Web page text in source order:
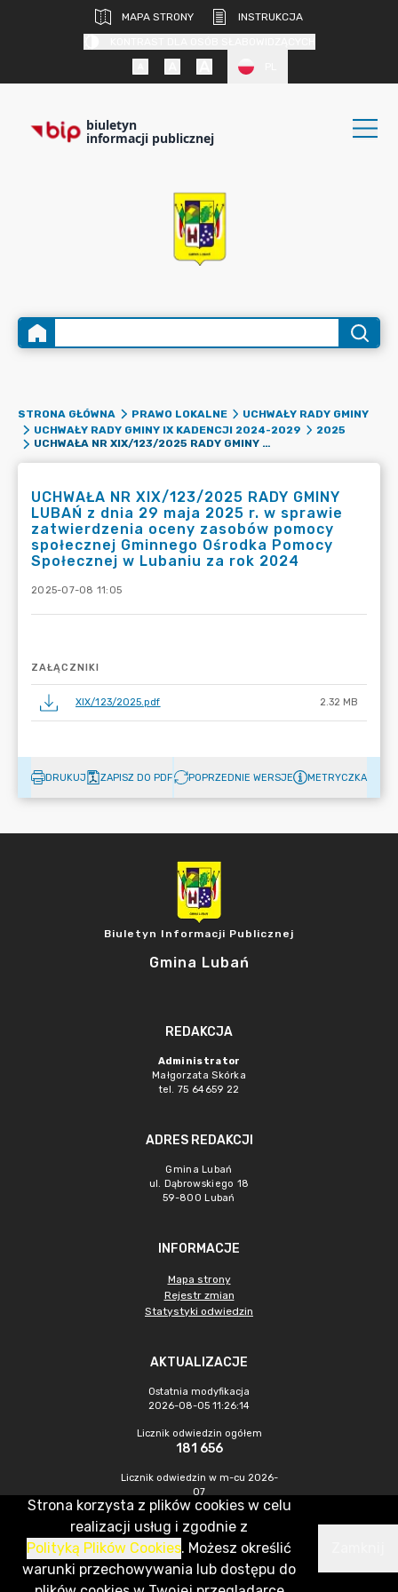
MAPA STRONY
INSTRUKCJA
biuletyn
informacji publicznej
STRONA GŁÓWNA PRAWO LOKALNE
UCHWAŁY RADY GMINY
UCHWAŁY RADY GMINY IX KADENCJI 2024-2029
2025
UCHWAŁA NR XIX/123/2025 RADY GMINY LUBAŃ Z DNIA 29 MAJA 2025 R. W SPRAWIE ZATWIERDZENIA OCENY ZASOBÓW POMOCY SPOŁECZNEJ GMINNEGO OŚRODKA POMOCY SPOŁECZNEJ W LUBANIU ZA ROK 2024
UCHWAŁA NR XIX/123/2025 RADY GMINY
LUBAŃ z dnia 29 maja 2025 r. w sprawie
zatwierdzenia oceny zasobów pomocy
społecznej Gminnego Ośrodka Pomocy
Społecznej w Lubaniu za rok 2024
2025-07-08 11:05
ZAŁĄCZNIKI
XIX/123/2025.pdf 2.32 MB
DRUKUJ ZAPISZ DO PDF POPRZEDNIE WERSJE METRYCZKA
Biuletyn Informacji Publicznej
Gmina Lubań
REDAKCJA
Administrator
Małgorzata Skórka
tel. 75 64659 22
ADRES REDAKCJI
Gmina Lubań
ul. Dąbrowskiego 18
59-800 Lubań
INFORMACJE
Mapa strony
Rejestr zmian
Statystyki odwiedzin
AKTUALIZACJE
Ostatnia modyfikacja
2026-08-05 11:26:14
Licznik odwiedzin ogółem
181 656
Licznik odwiedzin w m-cu 2026-
07
247
CMS & Hosting: Nefeni Sp. z o.o.
Strona korzysta z plików cookies w celu
realizacji usług i zgodnie z
Polityką Plików Cookies. Możesz określić
warunki przechowywania lub dostępu do